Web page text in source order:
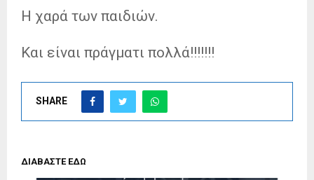
Η χαρά των παιδιών.
Και είναι πράγματι πολλά!!!!!!!
SHARE
ΔΙΑΒΑΣΤΕ ΕΔΩ